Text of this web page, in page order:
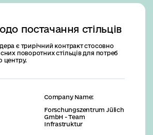
постачання стільців
є трирічний контракт стосовно
поворотних стільців для потреб
центру.
Company Name:
Forschungszentrum Jülich
GmbH - Team
Infrastruktur